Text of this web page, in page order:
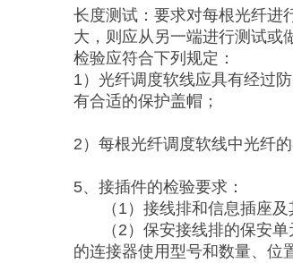
长度测试：要求对每根光纤进
大，则应从另一端进行测试或
检验应符合下列规定：
1）光纤调度软线应具有经过
有合适的保护盖帽；
2）每根光纤调度软线中光纤
5、接插件的检验要求：
（1）接线排和信息插座
（2）保安接线排的保安
的连接器使用型号和数量、位